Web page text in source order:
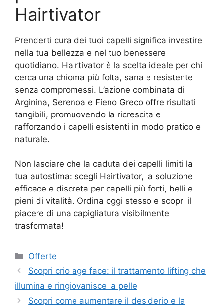
Hairtivator
Prenderti cura dei tuoi capelli significa investire
nella tua bellezza e nel tuo benessere
quotidiano. Hairtivator è la scelta ideale per chi
cerca una chioma più folta, sana e resistente
senza compromessi. L’azione combinata di
Arginina, Serenoa e Fieno Greco offre risultati
tangibili, promuovendo la ricrescita e
rafforzando i capelli esistenti in modo pratico e
naturale.
Non lasciare che la caduta dei capelli limiti la
tua autostima: scegli Hairtivator, la soluzione
efficace e discreta per capelli più forti, belli e
pieni di vitalità. Ordina oggi stesso e scopri il
piacere di una capigliatura visibilmente
trasformata!
Categorie
Offerte
Scopri crio age face: il trattamento lifting che
illumina e ringiovanisce la pelle
Scopri come aumentare il desiderio e la